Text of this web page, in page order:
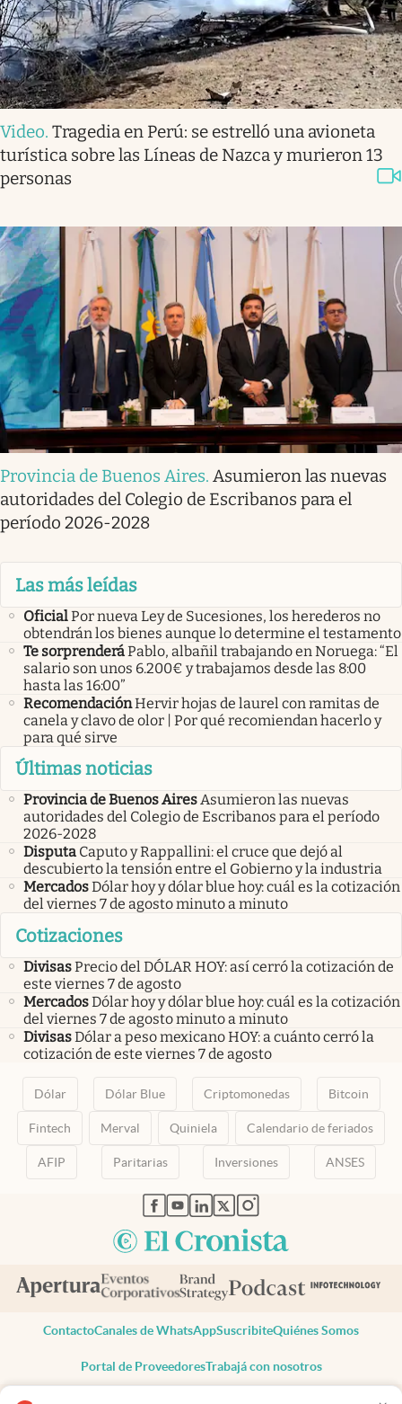
Video. Tragedia en Perú: se estrelló una avioneta
turística sobre las Líneas de Nazca y murieron 13
personas
Provincia de Buenos Aires. Asumieron las nuevas
autoridades del Colegio de Escribanos para el
período 2026-2028
Las más leídas
OficialPor nueva Ley de Sucesiones, los herederos no
obtendrán los bienes aunque lo determine el testamento
Te sorprenderáPablo, albañil trabajando en Noruega: “El
salario son unos 6.200€ y trabajamos desde las 8:00
hasta las 16:00”
RecomendaciónHervir hojas de laurel con ramitas de
canela y clavo de olor | Por qué recomiendan hacerlo y
para qué sirve
Últimas noticias
Provincia de Buenos AiresAsumieron las nuevas
autoridades del Colegio de Escribanos para el período
2026-2028
Disputa Caputo y Rappallini: el cruce que dejó al
descubierto la tensión entre el Gobierno y la industria
MercadosDólar hoy y dólar blue hoy: cuál es la cotización
del viernes 7 de agosto minuto a minuto
Cotizaciones
DivisasPrecio del DÓLAR HOY: así cerró la cotización de
este viernes 7 de agosto
MercadosDólar hoy y dólar blue hoy: cuál es la cotización
del viernes 7 de agosto minuto a minuto
DivisasDólar a peso mexicano HOY: a cuánto cerró la
cotización de este viernes 7 de agosto
Dólar Dólar Blue Criptomonedas Bitcoin
Fintech Merval Quiniela Calendario de feriados
AFIP Paritarias Inversiones ANSES
abre en nueva pestaña
abre en nueva pestaña
abre en nueva pestaña
abre en nueva pestaña
abre en nueva pestaña
ContactoCanales de WhatsAppSuscribiteQuiénes Somos
Portal de ProveedoresTrabajá con nosotros